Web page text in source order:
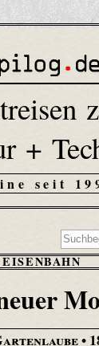
+
seit
EISENBAHN
•